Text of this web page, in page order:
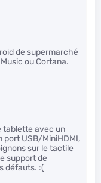
de supermarché
ou Cortana.
tablette avec un
port USB/MiniHDMI,
sur le tactile
support de
défauts. :(